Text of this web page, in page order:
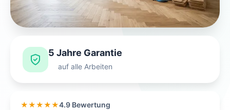
5 Jahre Garantie
auf alle Arbeiten
★★★★★4.9 Bewertung